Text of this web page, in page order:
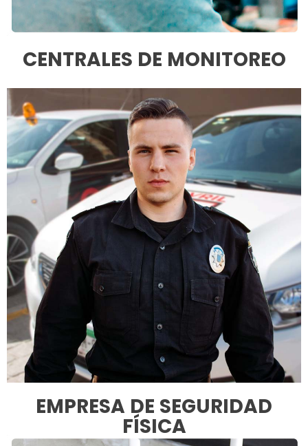
CENTRALES DE MONITOREO
EMPRESA DE SEGURIDAD
FÍSICA